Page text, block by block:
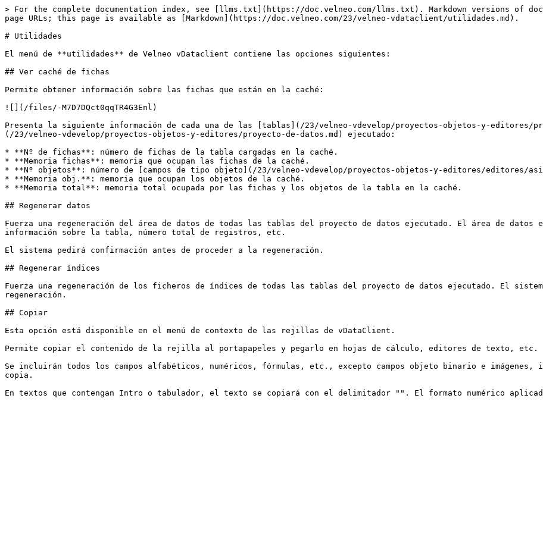
> For the complete documentation index, see [llms.txt](https://doc.velneo.com/llms.txt). Markdown versions of
page URLs; this page is available as [Markdown](https://doc.velneo.com/23/velneo-vdataclient/utilidades.md).
# Utilidades
El menú de **utilidades** de Velneo vDataclient contiene las opciones siguientes:
## Ver caché de fichas
Permite obtener información sobre las fichas que están en la caché:
![](/files/-M7D7DQct0qqTR4G3Enl)
Presenta la siguiente información de cada una de las [tablas](/23/velneo-vdevelop/proyectos-objetos-y-editores/
(/23/velneo-vdevelop/proyectos-objetos-y-editores/proyecto-de-datos.md) ejecutado:
* **Nº de fichas**: número de fichas de la tabla cargadas en la caché.
* **Memoria fichas**: memoria que ocupan las fichas de la caché.
* **Nº objetos**: número de [campos de tipo objeto](/23/velneo-vdevelop/proyectos-objetos-y-editores/editores/
* **Memoria obj.**: memoria que ocupan los objetos de la caché.
* **Memoria total**: memoria total ocupada por las fichas y los objetos de la tabla en la caché.
## Regenerar datos
Fuerza una regeneración del área de datos de todas las tablas del proyecto de datos ejecutado. El área de
información sobre la tabla, número total de registros, etc.
El sistema pedirá confirmación antes de proceder a la regeneración.
## Regenerar índices
Fuerza una regeneración de los ficheros de índices de todas las tablas del proyecto de datos ejecutado. El
regeneración.
## Copiar
Esta opción está disponible en el menú de contexto de las rejillas de vDataClient.
Permite copiar el contenido de la rejilla al portapapeles y pegarlo en hojas de cálculo, editores de texto, etc.
Se incluirán todos los campos alfabéticos, numéricos, fórmulas, etc., excepto campos objeto binario e imágenes,
copia.